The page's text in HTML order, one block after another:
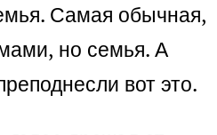
Самая обычная,
но семья. А
вот это.